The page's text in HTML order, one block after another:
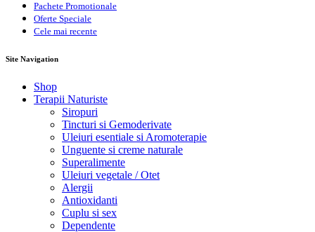
Pachete Promotionale
Oferte Speciale
Cele mai recente
Site Navigation
Shop
Terapii Naturiste
Siropuri
Tincturi si Gemoderivate
Uleiuri esentiale si Aromoterapie
Unguente si creme naturale
Superalimente
Uleiuri vegetale / Otet
Alergii
Antioxidanti
Cuplu si sex
Dependente